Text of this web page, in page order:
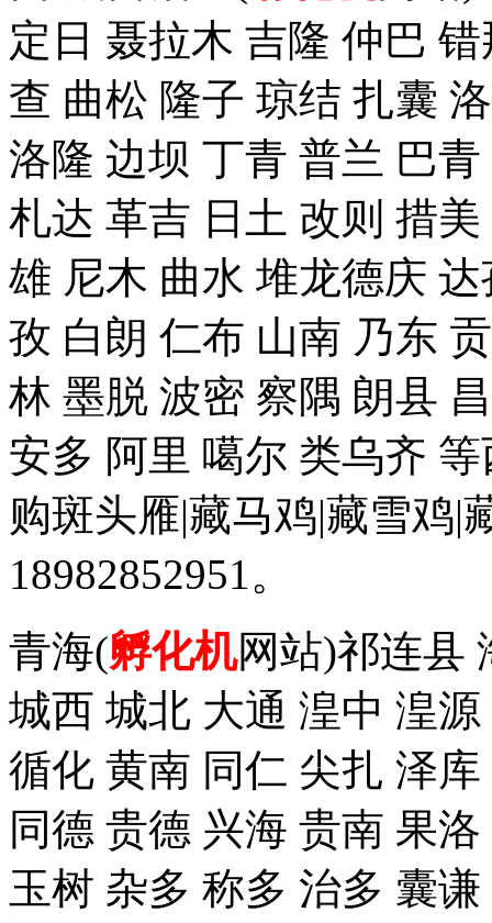
定日 聂拉木 吉隆 仲巴
查 曲松 隆子 琼结 扎囊
洛隆 边坝 丁青 普兰 巴
札达 革吉 日土 改则 措
雄 尼木 曲水 堆龙德庆
孜 白朗 仁布 山南 乃东
林 墨脱 波密 察隅 朗县
安多 阿里 噶尔 类乌齐
购斑头雁|藏马鸡|藏雪鸡|
18982852951。
青海(孵化机网站)祁连县
城西 城北 大通 湟中 湟
循化 黄南 同仁 尖扎 泽
同德 贵德 兴海 贵南 果
玉树 杂多 称多 治多 囊